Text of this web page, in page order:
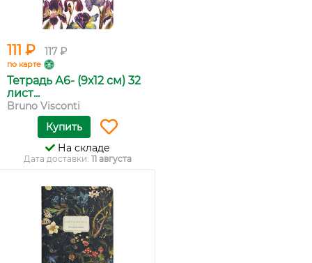
111 ₽ 117 ₽
по карте
Тетрадь А6- (9х12 см) 32
лист...
Bruno Visconti
Купить
На складе
Дата доставки: 11 августа